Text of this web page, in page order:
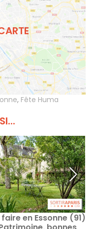
, Fête Huma
faire en Essonne (91)